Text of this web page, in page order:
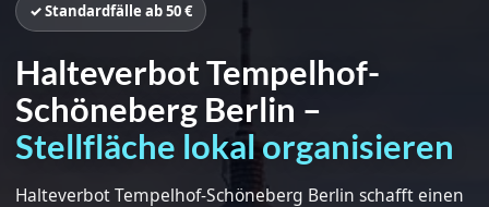
✓ Standardfälle ab 50 €
Halteverbot Tempelhof-
Schöneberg Berlin –
Stellfläche lokal organisieren
Halteverbot Tempelhof-Schöneberg Berlin schafft einen